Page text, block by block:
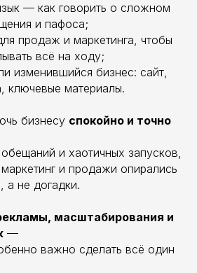
— как говорить о сложном
и пафоса;
продаж и маркетинга, чтобы
всё на ходу;
изменившийся бизнес: сайт,
ключевые материалы.
бизнесу спокойно и точно
и хаотичных запусков,
и продажи опирались
а не догадки.
масштабирования и
—
важно сделать всё один